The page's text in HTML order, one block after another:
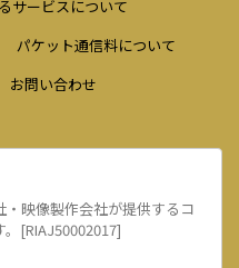
サービスについて
パケット通信料について
お問い合わせ
映像製作会社が提供するコ
[RIAJ50002017]